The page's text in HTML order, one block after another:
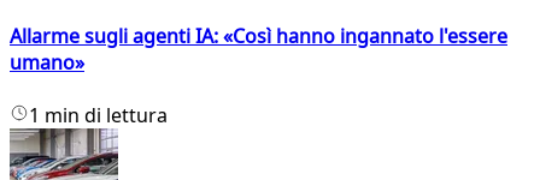
Allarme sugli agenti IA: «Così hanno ingannato l'essere
umano»
1 min di lettura